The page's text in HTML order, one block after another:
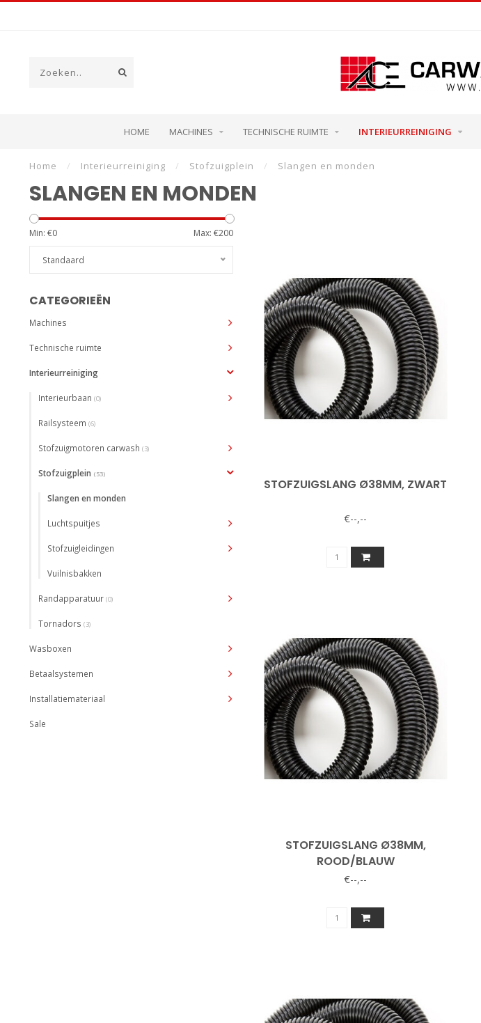
HOME MACHINES TECHNISCHE RUIMTE INTERIEURREINIGING
Home / Interieurreiniging / Stofzuigplein / Slangen en monden
SLANGEN EN MONDEN
Min: €0 Max: €200
Standaard
CATEGORIEËN
Machines
Technische ruimte
Interieurreiniging
Interieurbaan (0)
Railsysteem (6)
Stofzuigmotoren carwash (3)
Stofzuigplein (53)
Slangen en monden
Luchtspuitjes
Stofzuigleidingen
Vuilnisbakken
Randapparatuur (0)
Tornadors (3)
Wasboxen
Betaalsystemen
Installatiemateriaal
Sale
STOFZUIGSLANG Ø38MM, ZWART
€--,--
STOFZUIGSLANG Ø38MM,
ROOD/BLAUW
€--,--